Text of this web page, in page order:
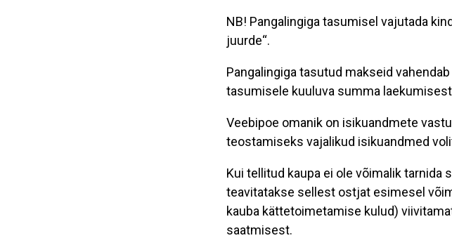
NB! Pangalingiga tasumisel vajutada
juurde“.
Pangalingiga tasutud makseid vahendab
tasumisele kuuluva summa
Veebipoe omanik on isikuandmete
teostamiseks vajalikud isikuandmed
Kui tellitud kaupa ei ole võimalik
teavitatakse sellest ostjat esimesel
kauba kättetoimetamise kulud)
saatmisest.